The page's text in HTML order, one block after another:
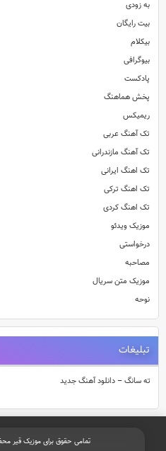
به زودی
بیت رایگان
بیکلام
بیوگرافی
پادکست
پخش هماهنگ
ریمیکس
تک آهنگ عربی
تک آهنگ مازندرانی
تک اهنگ ایرانی
تک اهنگ ترکی
تک اهنگ کردی
موزیک ویدئو
درخواستی
مصاحبه
موزیک متن سریال
نوحه
تبلیغات
ته سانگ – دانلود آهنگ جدید
تمامی حقوق برای موزیک قیر محفوظ